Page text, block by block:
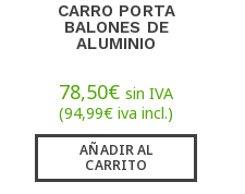
CARRO PORTA
BALONES DE
ALUMINIO
78,50€ sin IVA
(94,99€ iva incl.)
AÑADIR AL
CARRITO